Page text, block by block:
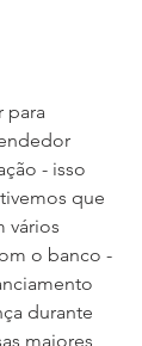
para
- isso
que
vários
o banco -
durante
maiores